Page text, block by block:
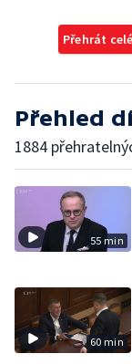
Přehrát
Přehled
1884
55 min
60 min